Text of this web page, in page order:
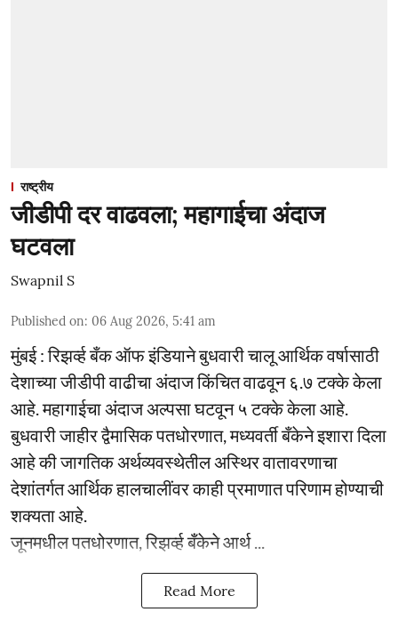
राष्ट्रीय
जीडीपी दर वाढवला; महागाईचा अंदाज
घटवला
Swapnil S
Published on: 06 Aug 2026, 5:41 am
मुंबई : रिझर्व्ह बँक ऑफ इंडियाने बुधवारी चालू आर्थिक वर्षासाठी
देशाच्या जीडीपी वाढीचा अंदाज किंचित वाढवून ६.७ टक्के केला
आहे. महागाईचा अंदाज अल्पसा घटवून ५ टक्के केला आहे.
बुधवारी जाहीर द्वैमासिक पतधोरणात, मध्यवर्ती बँकेने इशारा दिला
आहे की जागतिक अर्थव्यवस्थेतील अस्थिर वातावरणाचा
देशांतर्गत आर्थिक हालचालींवर काही प्रमाणात परिणाम होण्याची
शक्यता आहे.
जूनमधील पतधोरणात, रिझर्व्ह बँकेने आर्थ ...
Read More